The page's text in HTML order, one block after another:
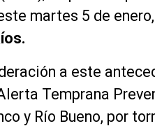
martes 5 de
a este
Temprana
y Río Bueno, por